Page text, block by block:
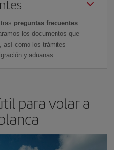
preguntas frecuentes
los documentos que
así como los trámites
y aduanas.
para volar a